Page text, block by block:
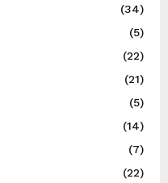
(34)
(5)
(22)
(21)
(5)
(14)
(7)
(22)